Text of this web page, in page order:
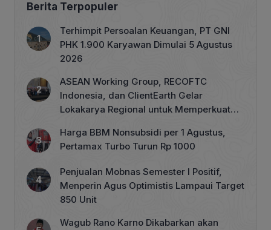
Berita Terpopuler
Terhimpit Persoalan Keuangan, PT GNI
PHK 1.900 Karyawan Dimulai 5 Agustus
2026
ASEAN Working Group, RECOFTC
Indonesia, dan ClientEarth Gelar
Lokakarya Regional untuk Memperkuat
Harga BBM Nonsubsidi per 1 Agustus,
Pertamax Turbo Turun Rp 1000
Penjualan Mobnas Semester I Positif,
Menperin Agus Optimistis Lampaui Target
850 Unit
Wagub Rano Karno Dikabarkan akan